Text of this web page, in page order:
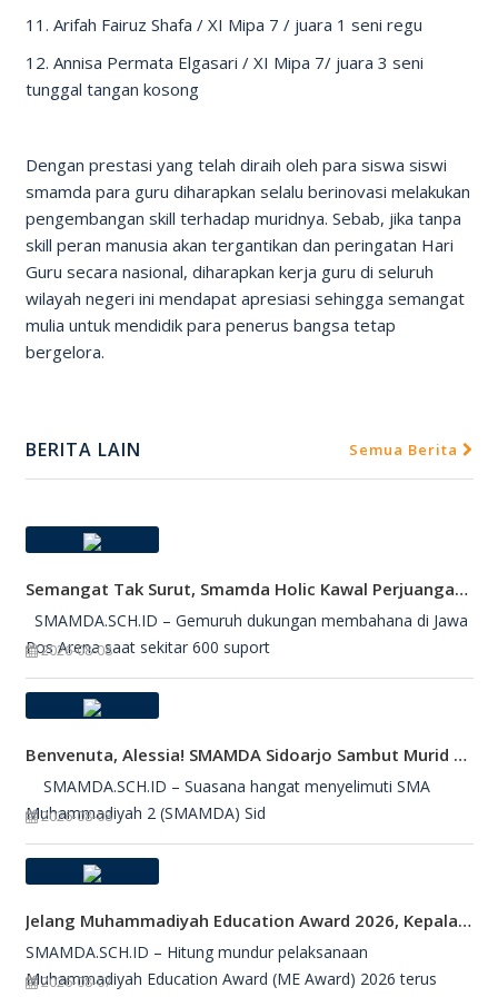
11. Arifah Fairuz Shafa / XI Mipa 7 / juara 1 seni regu
12. Annisa Permata Elgasari / XI Mipa 7/ juara 3 seni
tunggal tangan kosong
Dengan prestasi yang telah diraih oleh para siswa siswi
smamda para guru diharapkan selalu berinovasi melakukan
pengembangan skill terhadap muridnya. Sebab, jika tanpa
skill peran manusia akan tergantikan dan peringatan Hari
Guru secara nasional, diharapkan kerja guru di seluruh
wilayah negeri ini mendapat apresiasi sehingga semangat
mulia untuk mendidik para penerus bangsa tetap
bergelora.
BERITA LAIN Semua Berita
Semangat Tak Surut, Smamda Holic Kawal Perjuangan Tim Basket Smamda Di DBL 2026
SMAMDA.SCH.ID – Gemuruh dukungan membahana di Jawa
Pos Arena saat sekitar 600 suport
2026-08-08
Benvenuta, Alessia! SMAMDA Sidoarjo Sambut Murid Pertukaran Pelajar Dari Italia
SMAMDA.SCH.ID – Suasana hangat menyelimuti SMA
Muhammadiyah 2 (SMAMDA) Sid
2026-08-08
Jelang Muhammadiyah Education Award 2026, Kepala SMAMDA Sidoarjo Suntik Semangat Kontingen
SMAMDA.SCH.ID – Hitung mundur pelaksanaan
Muhammadiyah Education Award (ME Award) 2026 terus
2026-08-07